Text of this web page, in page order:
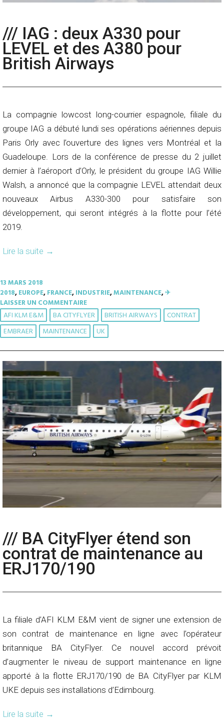
/// IAG : deux A330 pour
LEVEL et des A380 pour
British Airways
La compagnie lowcost long-courrier espagnole, filiale du
groupe IAG a débuté lundi ses opérations aériennes depuis
Paris Orly avec l’ouverture des lignes vers Montréal et la
Guadeloupe. Lors de la conférence de presse du 2 juillet
dernier à l’aéroport d’Orly, le président du groupe IAG Willie
Walsh, a annoncé que la compagnie LEVEL attendait deux
nouveaux Airbus A330-300 pour satisfaire son
développement, qui seront intégrés à la flotte pour l’été
2019.
Lire la suite →
13 MARS 2018
2018,EUROPE,FRANCE,INDUSTRIE,MAINTENANCE,✈︎
LAISSER UN COMMENTAIRE
AFI KLM E&M BA CITYFLYER BRITISH AIRWAYS
CONTRAT
EMBRAER
MAINTENANCE UK
/// BA CityFlyer étend son
contrat de maintenance au
ERJ170/190
La filiale d’AFI KLM E&M vient de signer une extension de
son contrat de maintenance en ligne avec l’opérateur
britannique BA CityFlyer. Ce nouvel accord prévoit
d’augmenter le niveau de support maintenance en ligne
apporté à la flotte ERJ170/190 de BA CityFlyer par KLM
UKE depuis ses installations d’Edimbourg.
Lire la suite →